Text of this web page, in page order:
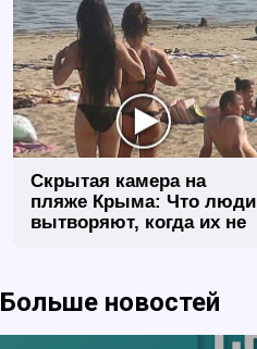
Скрытая камера на
пляже Крыма: Что люди
вытворяют, когда их не
Больше новостей